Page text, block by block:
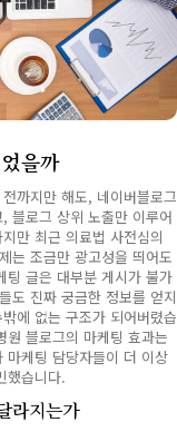
을까
까지만 해도, 네이버블로그
블로그 상위 노출만 이루어
만 최근 의료법 사전심의
는 조금만 광고성을 띄어도
팅 글은 대부분 게시가 불가
도 진짜 궁금한 정보를 얻지
에 없는 구조가 되어버렸습
블로그의 마케팅 효과는
마케팅 담당자들이 더 이상
했습니다.
라지는가